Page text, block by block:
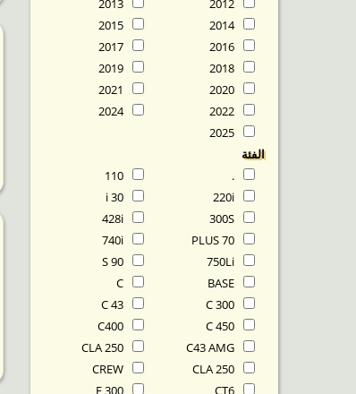
2014
2024
الفئة
.